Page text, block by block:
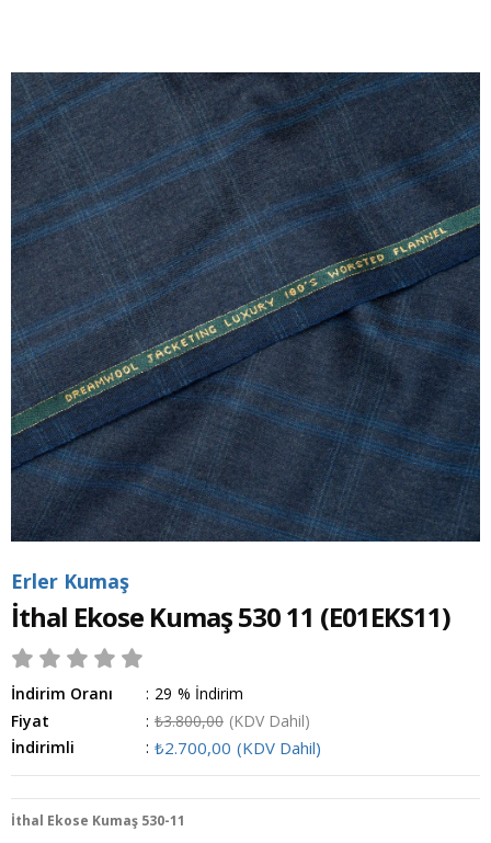
Erler Kumaş
İthal Ekose Kumaş 530 11 (E01EKS11)
İndirim Oranı : %
29
İndirim
Fiyat
: ₺3.800,00 (KDV Dahil)
İndirimli
: ₺2.700,00 (KDV Dahil)
İthal Ekose Kumaş 530-11